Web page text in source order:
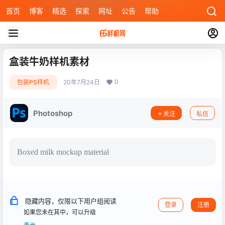
首页 博客 精选 探索 网址 公告 帮助
盒装牛奶样机素材
包装PS样机 20年7月24日 0
Photoshop 关注 私信
Boxed milk mockup material
隐藏内容，仅限以下用户组阅读
如果您未在其中，可以升级
登录 注册